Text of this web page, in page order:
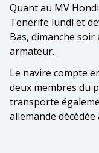
Quant au MV
Tenerife lundi et
Bas, dimanche
armateur.
Le navire compte
deux membres du
transporte
allemande